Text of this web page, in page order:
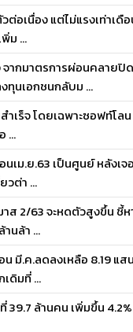
อเนื่อง แต่ไม่แรงเท่าเ
ม ...
ากมาตรการผ่อนคลายปิ
นเอกชนกลับม ...
ร็จ โดยเฉพาะซอฟท์โลน
...
เม.ย.63 เป็นศูนย์ หลังเ
วต่า ...
ส 2/63 จะหดตัวสูงขึ้น ชี้
นล้า ...
มี.ค.ลดลงเหลือ 8.19 แ
ดิมที่ ...
ล้านคน เพิ่มขึ้น